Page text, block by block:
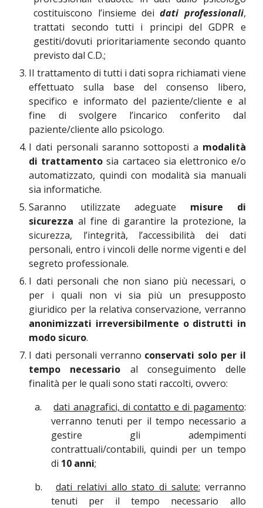
costituiscono l’insieme deidati professionali,
trattati secondo tutti i principi del GDPR e
gestiti/dovuti prioritariamente secondo quanto
previsto dal C.D.;
Il trattamento di tutti i dati sopra richiamati viene
effettuato sulla base del consenso libero,
specifico e informato del paziente/cliente e al
fine di svolgere l’incarico conferito dal
paziente/cliente allo psicologo.
I dati personali saranno sottoposti a modalità
di trattamento sia cartaceo sia elettronico e/o
automatizzato, quindi con modalità sia manuali
sia informatiche.
Saranno utilizzate adeguate misure di
sicurezza al fine di garantire la protezione, la
sicurezza, l’integrità, l’accessibilità dei dati
personali, entro i vincoli delle norme vigenti e del
segreto professionale.
I dati personali che non siano più necessari, o
per i quali non vi sia più un presupposto
giuridico per la relativa conservazione, verranno
anonimizzati irreversibilmente o distrutti in
modo sicuro.
I dati personali verranno conservati solo per il
tempo necessario al conseguimento delle
finalità per le quali sono stati raccolti, ovvero:
a.dati anagrafici, di contatto e di pagamento:
verranno tenuti per il tempo necessario a
gestire gli adempimenti
contrattuali/contabili, quindi per un tempo
di 10 anni;
b.dati relativi allo stato di salute: verranno
tenuti per il tempo necessario allo